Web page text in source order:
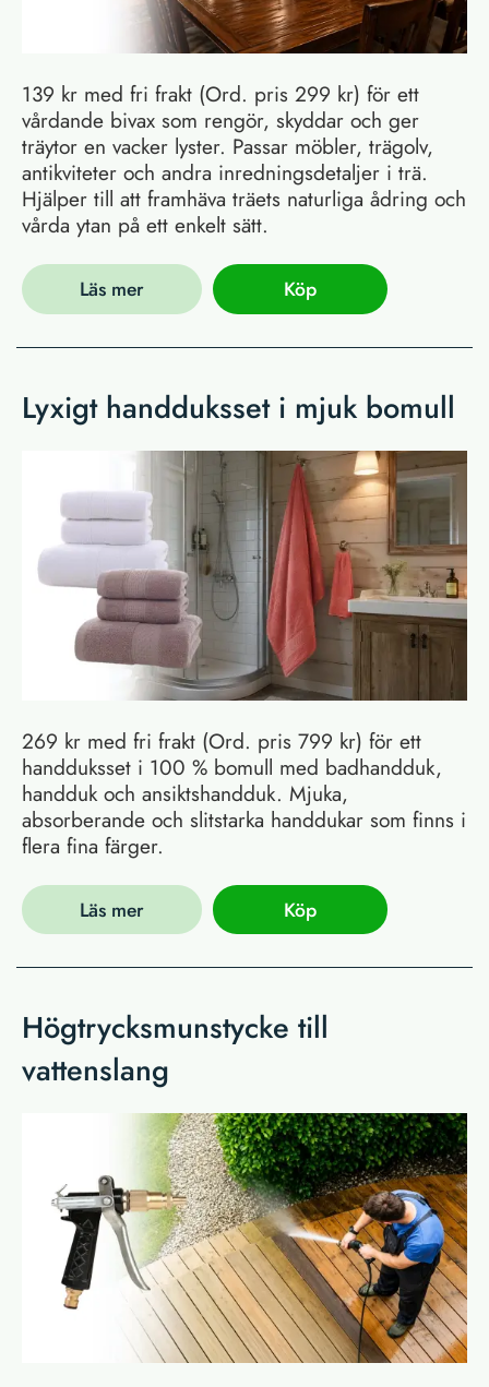
139 kr med fri frakt (Ord. pris 299 kr) för ett
vårdande bivax som rengör, skyddar och ger
träytor en vacker lyster. Passar möbler, trägolv,
antikviteter och andra inredningsdetaljer i trä.
Hjälper till att framhäva träets naturliga ådring och
vårda ytan på ett enkelt sätt.
Läs mer Köp
Lyxigt handduksset i mjuk bomull
269 kr med fri frakt (Ord. pris 799 kr) för ett
handduksset i 100 % bomull med badhandduk,
handduk och ansiktshandduk. Mjuka,
absorberande och slitstarka handdukar som finns i
flera fina färger.
Läs mer Köp
Högtrycksmunstycke till
vattenslang